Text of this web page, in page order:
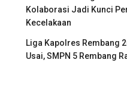
Kolaborasi Jadi Kunci
Kecelakaan
Liga Kapolres Rembang
Usai, SMPN 5 Rembang